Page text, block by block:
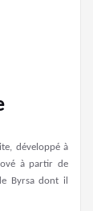
développé à
à partir de
Byrsa dont il